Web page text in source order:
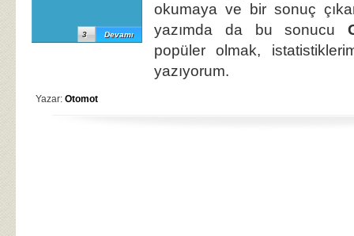
Devamı
3
okumaya ve bir sonuç
yazımda da bu sonucu
popüler olmak,
yazıyorum.
Yazar: Otomot